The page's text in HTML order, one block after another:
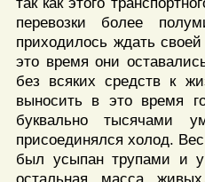
перевозки более
приходилось ждать
это время они
без всяких средств к
выносить в это время
буквально тысячами
присоединялся холод.
был усыпан трупами и
остальная масса